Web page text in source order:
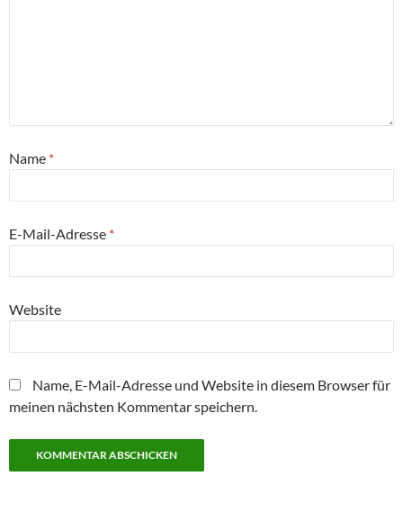
Name *
E-Mail-Adresse *
Website
Name, E-Mail-Adresse und Website in diesem Browser für
meinen nächsten Kommentar speichern.